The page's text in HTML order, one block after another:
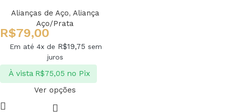
Alianças de Aço, Aliança
Aço/Prata
R$79,00
Em até 4x de R$19,75 sem
juros
À vista R$75,05 no Pix
Ver opções